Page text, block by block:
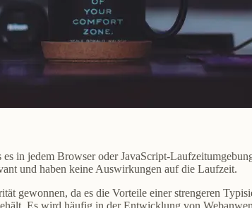
in jedem Browser oder JavaScript-
und haben keine Auswirkungen auf die Laufzeit.
gewonnen, da es die Vorteile einer strengeren